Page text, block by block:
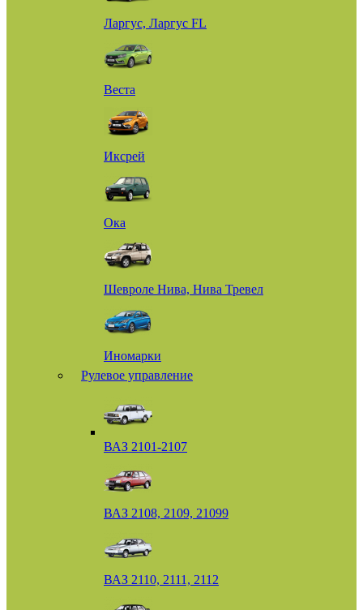
Ларгус, Ларгус FL
Веста
Иксрей
Ока
Шевроле Нива, Нива Тревел
Иномарки
Рулевое управление
ВАЗ 2101-2107
ВАЗ 2108, 2109, 21099
ВАЗ 2110, 2111, 2112